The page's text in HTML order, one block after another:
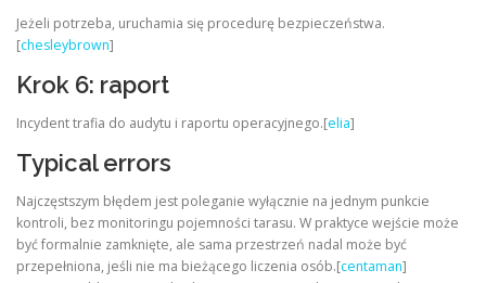
Jeżeli potrzeba, uruchamia się procedurę bezpieczeństwa.
[chesleybrown]
Krok 6: raport
Incydent trafia do audytu i raportu operacyjnego.[elia]
Typical errors
Najczęstszym błędem jest poleganie wyłącznie na jednym punkcie
kontroli, bez monitoringu pojemności tarasu. W praktyce wejście może
być formalnie zamknięte, ale sama przestrzeń nadal może być
przepełniona, jeśli nie ma bieżącego liczenia osób.[centaman]